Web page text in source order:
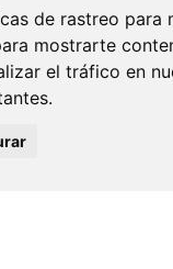
de rastreo para
mostrarte
el tráfico en